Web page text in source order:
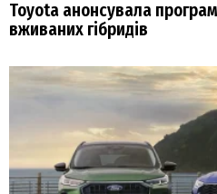
Toyota анонсувала
вживаних гібридів